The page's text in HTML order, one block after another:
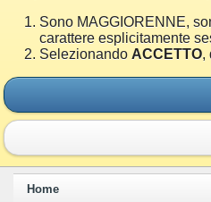
Sono MAGGIORENNE,
carattere esplicitamente
Selezionando ACCETTO,
Home